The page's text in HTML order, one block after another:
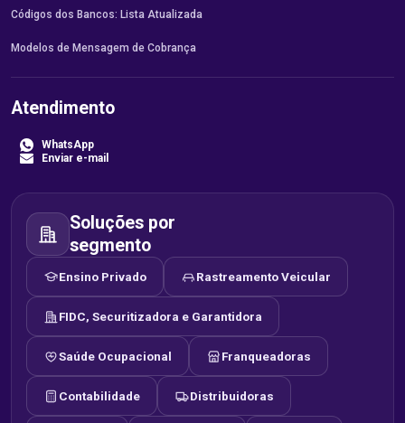
Códigos dos Bancos: Lista Atualizada
Modelos de Mensagem de Cobrança
Atendimento
WhatsApp
Enviar e-mail
Soluções por
segmento
Ensino Privado Rastreamento Veicular
FIDC, Securitizadora e Garantidora
Saúde Ocupacional Franqueadoras
Contabilidade Distribuidoras